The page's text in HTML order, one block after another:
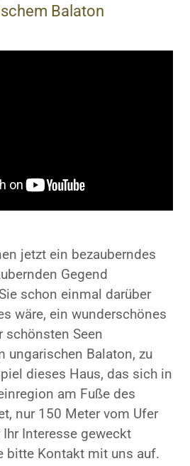
Balaton
jetzt ein bezauberndes
Gegend
schon einmal darüber
wäre, ein wunderschönes
schönsten Seen
ungarischen Balaton, zu
dieses Haus, das sich in
am Fuße des
nur 150 Meter vom Ufer
Interesse geweckt
bitte Kontakt mit uns auf.